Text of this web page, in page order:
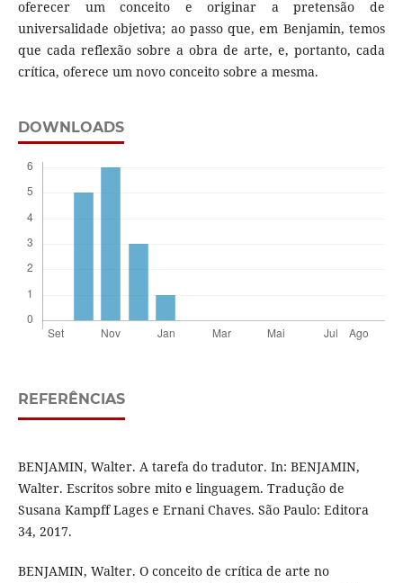
oferecer um conceito e originar a pretensão de
universalidade objetiva; ao passo que, em Benjamin, temos
que cada reflexão sobre a obra de arte, e, portanto, cada
crítica, oferece um novo conceito sobre a mesma.
DOWNLOADS
REFERÊNCIAS
BENJAMIN, Walter. A tarefa do tradutor. In: BENJAMIN,
Walter. Escritos sobre mito e linguagem. Tradução de
Susana Kampff Lages e Ernani Chaves. São Paulo: Editora
34, 2017.
BENJAMIN, Walter. O conceito de crítica de arte no